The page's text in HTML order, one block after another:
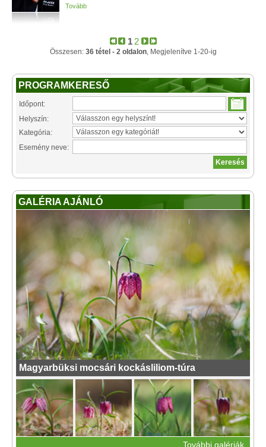
Tovább
1 2
Összesen: 36 tétel - 2 oldalon, Megjelenítve 1-20-ig
PROGRAMKERESŐ
Időpont:
Helyszín:
Kategória:
Esemény neve:
GALÉRIA AJÁNLÓ
Magyarbüksi mocsári kockásliliom-túra
További galériák